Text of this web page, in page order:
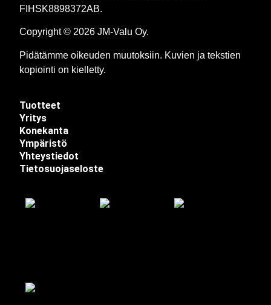
FIHSK8898372AB.
Copyright © 2026 JM-Valu Oy.
Pidätämme oikeuden muutoksiin. Kuvien ja tekstien
kopiointi on kielletty.
Tuotteet
Yritys
Konekanta
Ympäristö
Yhteystiedot
Tietosuojaseloste